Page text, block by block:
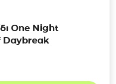
One Night
Daybreak